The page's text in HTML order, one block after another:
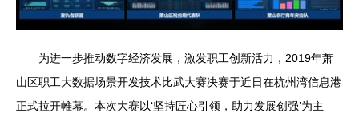
为进一步推动数字经济发展，激发职工创新活力，2019年萧
山区职工大数据场景开发技术比武大赛决赛于近日在杭州湾信息港
正式拉开帷幕。本次大赛以‘坚持匠心引领，助力发展创强’为主